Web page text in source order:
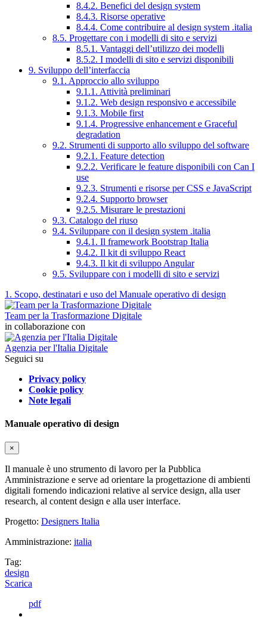
8.4.2. Benefici del design system
8.4.3. Risorse operative
8.4.4. Come contribuire al design system .italia
8.5. Progettare con i modelli di sito e servizi
8.5.1. Vantaggi dell’utilizzo dei modelli
8.5.2. I modelli di sito e servizi disponibili
9. Sviluppo dell’interfaccia
9.1. Approccio allo sviluppo
9.1.1. Attività preliminari
9.1.2. Web design responsivo e accessibile
9.1.3. Mobile first
9.1.4. Progressive enhancement e Graceful
degradation
9.2. Strumenti di supporto allo sviluppo del software
9.2.1. Feature detection
9.2.2. Verificare le feature disponibili con Can I
use
9.2.3. Strumenti e risorse per CSS e JavaScript
9.2.4. Supporto browser
9.2.5. Misurare le prestazioni
9.3. Catalogo del riuso
9.4. Sviluppare con il design system .italia
9.4.1. Il framework Bootstrap Italia
9.4.2. Il kit di sviluppo React
9.4.3. Il kit di sviluppo Angular
9.5. Sviluppare con i modelli di sito e servizi
1. Scopo, destinatari e uso del Manuale operativo di design
Team per la Trasformazione Digitale
in collaborazione con
Agenzia per l'Italia Digitale
Seguici su
Privacy policy
Cookie policy
Note legali
Manuale operativo di design
×
Il manuale è uno strumento di lavoro per la Pubblica
Amministrazione e serve ad orientare la progettazione di ambienti
digitali fornendo indicazioni relative al service design, alla user
research, al content design e alla user interface.
Progetto: Designers Italia
Amministrazione: italia
Tag:
design
Scarica
pdf